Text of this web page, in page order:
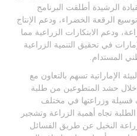
الرشيدة أطلقت البرنامج
الرقعة الخضراء، ودعم الإنتاج
ودعم الابتكارات الزراعية مما
في تحقيق التنمية الزراعية
المستدام.
الإماراتية تسهم بالتعاون مع
حشد المتطوعين من طلبة
والمجتمع لتوزيع 100 ألف فسيلة وزراعتها في مختلف
تجاه أهمية الزراعة وتشجير
النخيل عن طريق الفسائل